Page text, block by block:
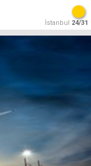
İstanbul 24/31